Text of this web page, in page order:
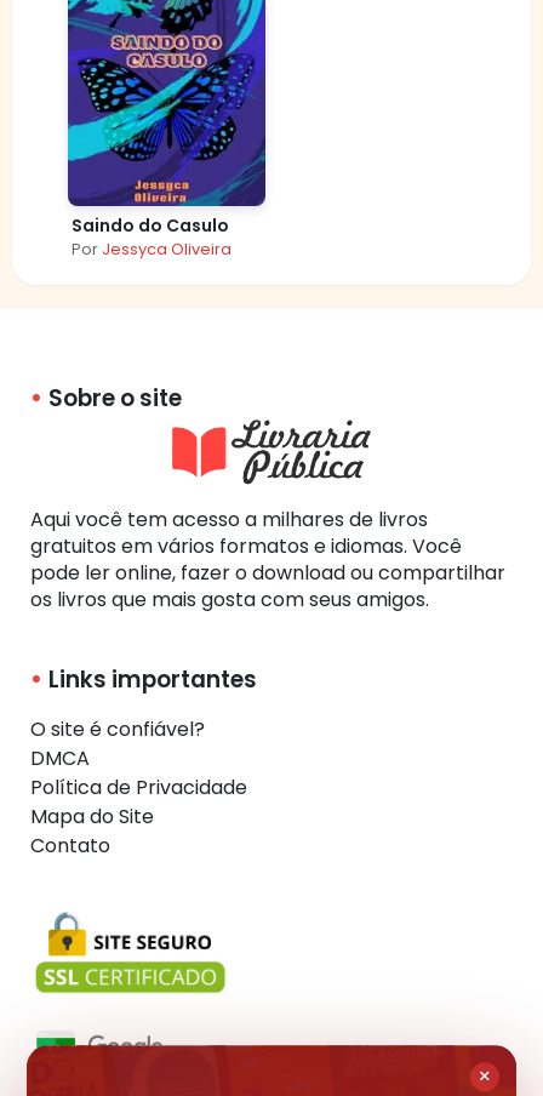
Saindo do Casulo
Por Jessyca Oliveira
Sobre o site
Aqui você tem acesso a milhares de livros
gratuitos em vários formatos e idiomas. Você
pode ler online, fazer o download ou compartilhar
os livros que mais gosta com seus amigos.
Links importantes
O site é confiável?
DMCA
Política de Privacidade
Mapa do Site
Contato
×